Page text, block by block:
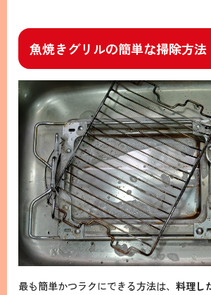
魚焼きグリルの簡単な掃除方法
最も簡単かつラクにできる方法は、 料理し